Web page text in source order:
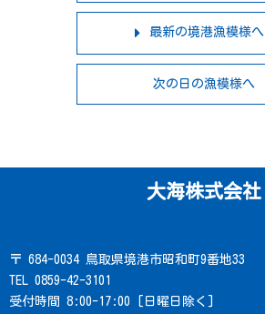
最新の境港漁模様へ
次の日の漁模様へ
大海株式会社
〒 684-0034 鳥取県境港市昭和町9番地33
TEL 0859-42-3101
受付時間 8:00-17:00 [日曜日除く]